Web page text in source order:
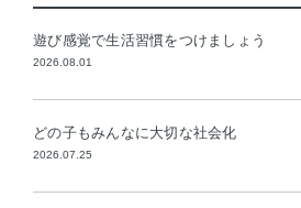
遊び感覚で生活習慣をつけましょう
2026.08.01
どの子もみんなに大切な社会化
2026.07.25